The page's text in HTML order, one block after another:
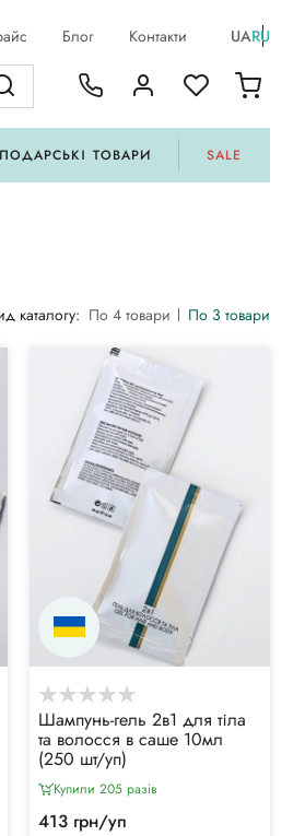
Блог Контакти UARU
ТОВАРИ SALE
каталогу: По 4 товари По 3 товари
Шампунь-гель 2в1 для тіла
та волосся в саше 10мл
(250 шт/уп)
Купили 205 разiв
413 грн/уп